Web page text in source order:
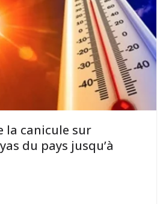
la canicule sur
du pays jusqu’à